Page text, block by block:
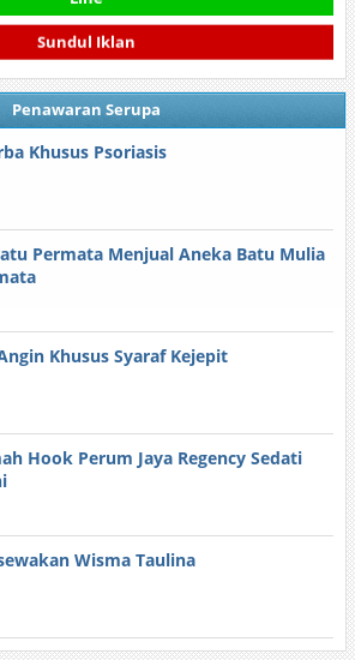
Sundul Iklan
Penawaran Serupa
Khusus Psoriasis
Permata Menjual Aneka Batu Mulia
Khusus Syaraf Kejepit
Hook Perum Jaya Regency Sedati
Wisma Taulina